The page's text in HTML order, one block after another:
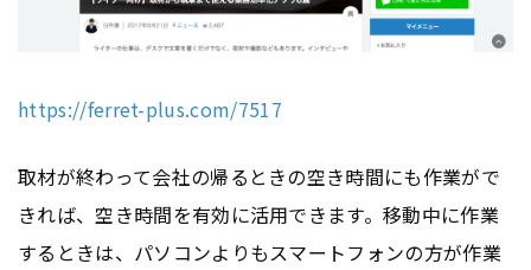
https://ferret-plus.com/7517
取材が終わって会社の帰るときの空き時間にも作業がで
きれば、空き時間を有効に活用できます。移動中に作業
するときは、パソコンよりもスマートフォンの方が作業